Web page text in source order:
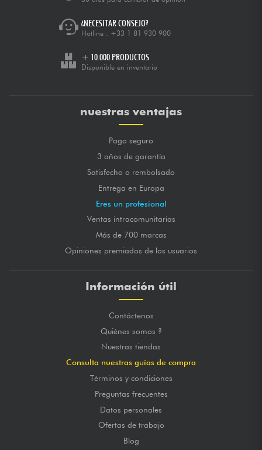
¿NECESITAR CONSEJO?
Hotline : +33 1 81 930 900
+ 10.000 PRODUCTOS
Disponible en inventario
nuestras ventajas
Pago seguro
3 años de garantía
Satisfecho o rembolsado
Entrega en Europa
Eres un profesional
Ventas intracomunitarias
Más de 700 marcas
Opiniones premiados de los usuarios
Información útil
Contáctenos
Quiénes somos ?
Nuestras tiendas
Consulta nuestras guías de compra
Términos y condiciones
Preguntas frecuentes
Datos personales
Ofertas de trabajo
Blog